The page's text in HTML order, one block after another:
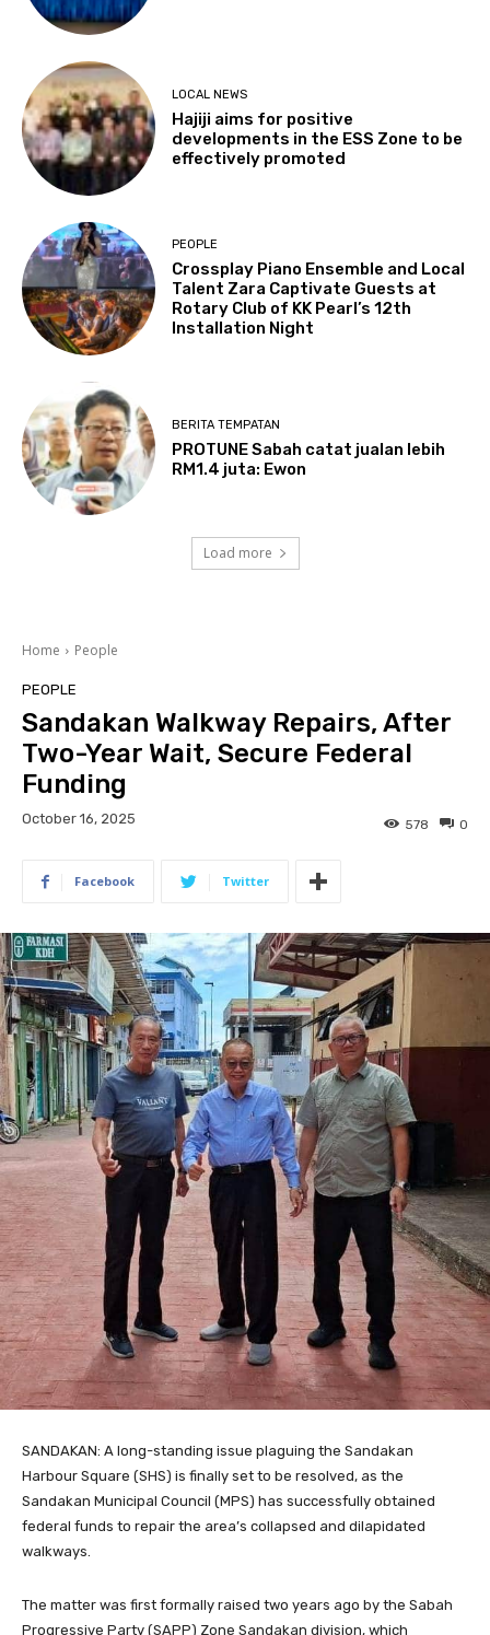
LOCAL NEWS
Hajiji aims for positive
developments in the ESS Zone to be
effectively promoted
PEOPLE
Crossplay Piano Ensemble and Local
Talent Zara Captivate Guests at
Rotary Club of KK Pearl’s 12th
Installation Night
BERITA TEMPATAN
PROTUNE Sabah catat jualan lebih
RM1.4 juta: Ewon
Load more